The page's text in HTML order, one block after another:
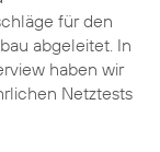
für den
abgeleitet. In
haben wir
Netztests